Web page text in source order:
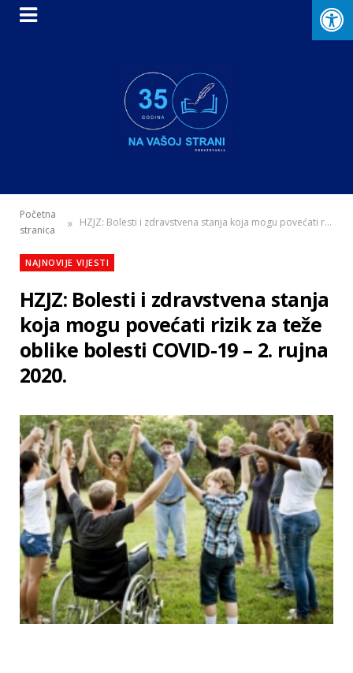
Početna
stranica
» HZJZ: Bolesti i zdravstvena stanja koja mogu povećati rizik za teže oblike bolesti COVID-19 – 2. rujna 2020.
NAJNOVIJE VIJESTI
HZJZ: Bolesti i zdravstvena stanja
koja mogu povećati rizik za teže
oblike bolesti COVID-19 – 2. rujna
2020.